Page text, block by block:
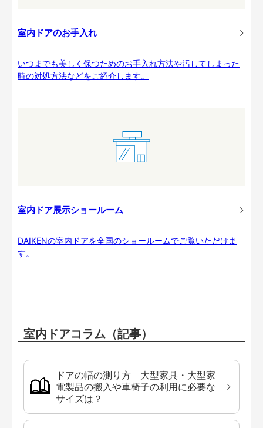
室内ドアのお手入れ
いつまでも美しく保つためのお手入れ方法や汚してしまった
時の対処方法などをご紹介します。
室内ドア展示ショールーム
DAIKENの室内ドアを全国のショールームでご覧いただけま
す。
室内ドアコラム（記事）
ドアの幅の測り方 大型家具・大型家
電製品の搬入や車椅子の利用に必要な
サイズは？